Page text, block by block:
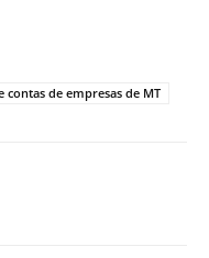
contas de empresas de MT